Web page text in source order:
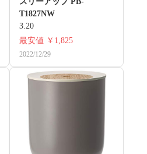
T1827NW
3.20
最安値 ￥1,825
2022/12/29